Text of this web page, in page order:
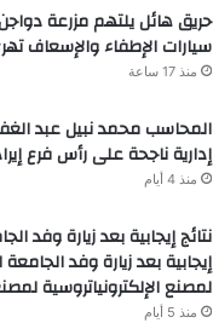
حريق هائل يلتهم مزرعة دواجن
سيارات الإطفاء والإسعاف
منذ 17 ساعة
المحاسب محمد نبيل عبد
إدارية ناجحة على رأس فرع
منذ 4 أيام
نتائج إيجابية بعد زيارة وفد
إيجابية بعد زيارة وفد
لمصنع الإلكترونياتروسية
منذ 5 أيام